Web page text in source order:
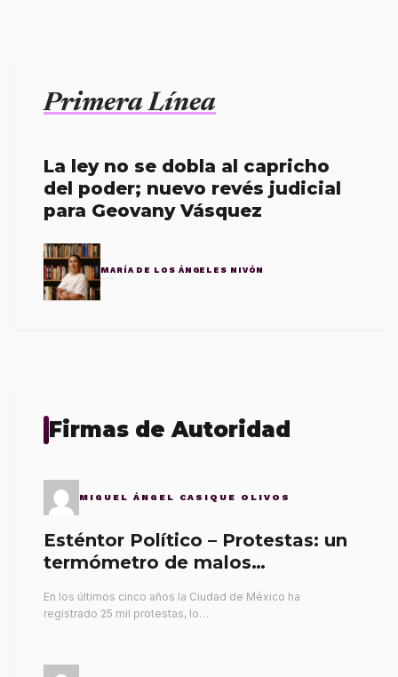
Primera Línea
La ley no se dobla al capricho
del poder; nuevo revés judicial
para Geovany Vásquez
MARÍA DE LOS ÁNGELES NIVÓN
Firmas de Autoridad
MIGUEL ÁNGEL CASIQUE OLIVOS
Esténtor Político – Protestas: un
termómetro de malos
En los últimos cinco años la Ciudad de México ha
registrado 25 mil protestas, lo…